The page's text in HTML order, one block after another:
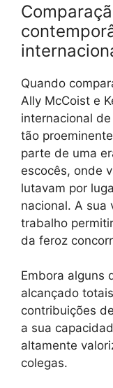
Quando
Ally McCoist e
internacional
tão
parte de uma
escocês, onde
lutavam por
nacional. A sua
trabalho
da feroz
Embora alguns
alcançado
contribuições
a sua
altamente
colegas.